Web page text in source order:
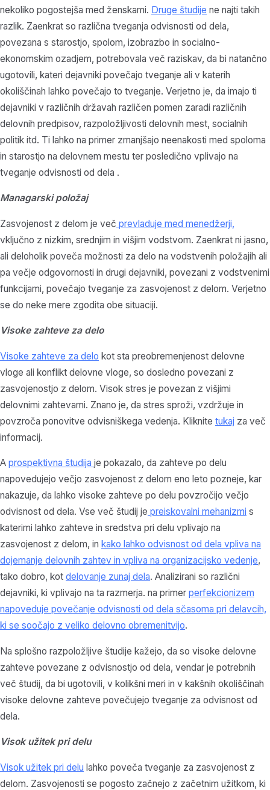
nekoliko pogostejša med ženskami. Druge študije ne najti takih
razlik. Zaenkrat so različna tveganja odvisnosti od dela,
povezana s starostjo, spolom, izobrazbo in socialno-
ekonomskim ozadjem, potrebovala več raziskav, da bi natančno
ugotovili, kateri dejavniki povečajo tveganje ali v katerih
okoliščinah lahko povečajo to tveganje. Verjetno je, da imajo ti
dejavniki v različnih državah različen pomen zaradi različnih
delovnih predpisov, razpoložljivosti delovnih mest, socialnih
politik itd. Ti lahko na primer zmanjšajo neenakosti med spoloma
in starostjo na delovnem mestu ter posledično vplivajo na
tveganje odvisnosti od dela .
Managarski položaj
Zasvojenost z delom je več prevladuje med menedžerji,
vključno z nizkim, srednjim in višjim vodstvom. Zaenkrat ni jasno,
ali deloholik poveča možnosti za delo na vodstvenih položajih ali
pa večje odgovornosti in drugi dejavniki, povezani z vodstvenimi
funkcijami, povečajo tveganje za zasvojenost z delom. Verjetno
se do neke mere zgodita obe situaciji.
Visoke zahteve za delo
Visoke zahteve za delo kot sta preobremenjenost delovne
vloge ali konflikt delovne vloge, so dosledno povezani z
zasvojenostjo z delom. Visok stres je povezan z višjimi
delovnimi zahtevami. Znano je, da stres sproži, vzdržuje in
povzroča ponovitve odvisniškega vedenja. Kliknite tukaj za več
informacij.
A prospektivna študija je pokazalo, da zahteve po delu
napovedujejo večjo zasvojenost z delom eno leto pozneje, kar
nakazuje, da lahko visoke zahteve po delu povzročijo večjo
odvisnost od dela. Vse več študij je preiskovalni mehanizmi s
katerimi lahko zahteve in sredstva pri delu vplivajo na
zasvojenost z delom, in kako lahko odvisnost od dela vpliva na
dojemanje delovnih zahtev in vpliva na organizacijsko vedenje,
tako dobro, kot delovanje zunaj dela. Analizirani so različni
dejavniki, ki vplivajo na ta razmerja. na primer perfekcionizem
napoveduje povečanje odvisnosti od dela sčasoma pri delavcih,
ki se soočajo z veliko delovno obremenitvijo.
Na splošno razpoložljive študije kažejo, da so visoke delovne
zahteve povezane z odvisnostjo od dela, vendar je potrebnih
več študij, da bi ugotovili, v kolikšni meri in v kakšnih okoliščinah
visoke delovne zahteve povečujejo tveganje za odvisnost od
dela.
Visok užitek pri delu
Visok užitek pri delu lahko poveča tveganje za zasvojenost z
delom. Zasvojenosti se pogosto začnejo z začetnim užitkom, ki